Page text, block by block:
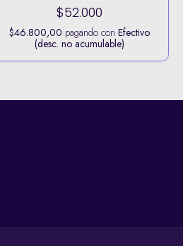
$52.000
$46.800,00 pagando conEfectivo
(desc. no acumulable)